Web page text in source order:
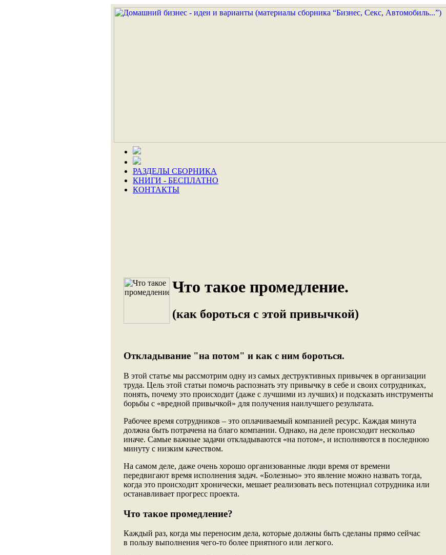
РАЗДЕЛЫ СБОРНИКА
КНИГИ - БЕСПЛАТНО
КОНТАКТЫ
Что такое промедление.
(как бороться с этой привычкой)
Откладывание "на потом" и как с ним бороться.
В этой статье мы рассмотрим одну из самых деструктивных привычек в организации
труда. Цель этой статьи помочь распознать эту привычку в себе и своих сотрудниках,
понять, почему это происходит (даже с лучшими из лучших) и подсказать инструменты
борьбы с «вредной привычкой» для получения наилучшего результата.
Рабочее время сотрудников – это оплачиваемый компанией ресурс. Каждая минута
должна быть потрачена на благо компании. Однако, на деле происходит несколько
иначе. Самые важные задачи откладываются «на потом», и исполняются в последнюю
минуту с низким качеством.
На самом деле, даже очень хорошо организованные люди время от времени
передвигают время исполнения задач. «Болезнью» это явление можно назвать тогда,
когда это происходит хронически, мешает реализовать весь потенциал сотрудника или
останавливает прогресс проекта.
Что такое промедление?
Каждый раз, когда мы переносим дела, которые должны быть сделаны прямо сейчас
в пользу выполнения чего-то более приятного или легкого.